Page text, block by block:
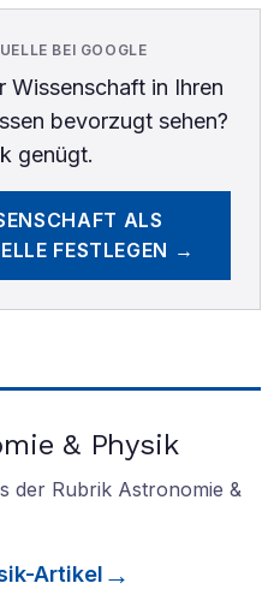
BEI GOOGLE
Wissenschaftin Ihren
bevorzugt sehen?
genügt.
ALS
FESTLEGEN →
& Physik
der Rubrik Astronomie &
-Artikel